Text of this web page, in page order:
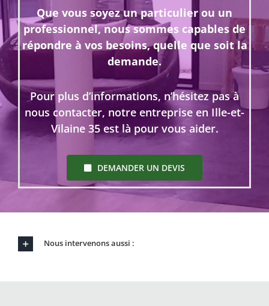
Que vous soyez un particulier ou un
professionnel, nous sommes capables de
répondre à vos besoins, quelle que soit la
demande.
Pour plus d’informations, n’hésitez pas à
nous contacter, notre entreprise en Ille-et-
Vilaine 35 est là pour vous aider.
DEMANDER UN DEVIS
Nous intervenons aussi :